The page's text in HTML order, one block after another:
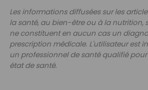
Les informations diffusées sur les
la santé, au bien-être ou à la nutrition,
ne constituent en aucun cas un
prescription médicale. L'utilisateur est
un professionnel de santé qualifié
état de santé.